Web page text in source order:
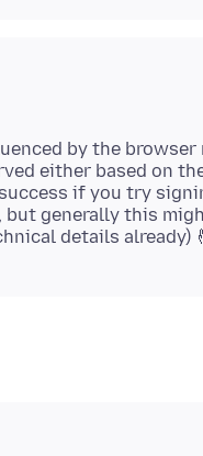
by the browser
either based on
if you try
generally this